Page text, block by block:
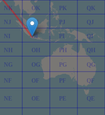
NE
NF
NG
NH
NI
NJ
NK
OE
OF
OG
OH
OI
OJ
OK
PE
PF
PG
PH
PI
PJ
PK
QE
QF
QG
QH
QI
QJ
QK